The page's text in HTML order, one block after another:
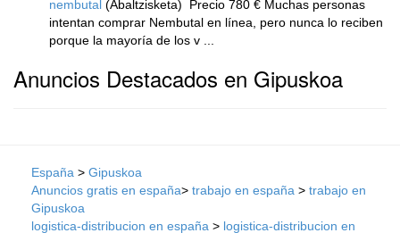
nembutal (Abaltzisketa)
Precio 780 € Muchas personas
intentan comprar Nembutal en línea, pero nunca lo reciben
porque la mayoría de los v ...
Anuncios Destacados en Gipuskoa
España > Gipuskoa
Anuncios gratis en españa> trabajo en españa > trabajo en
Gipuskoa
logistica-distribucion en españa > logistica-distribucion en